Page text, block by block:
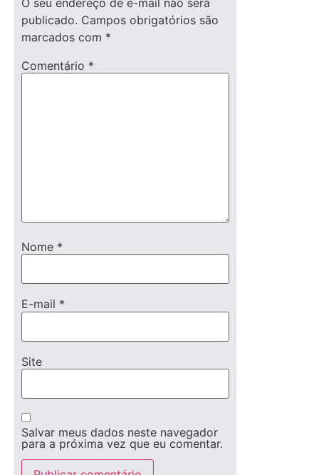
publicado. Campos obrigatórios são
marcados com *
Comentário *
Nome *
E-mail *
Site
Salvar meus dados neste navegador
para a próxima vez que eu comentar.